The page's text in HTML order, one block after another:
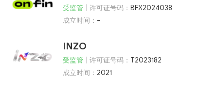
受监管 | 许可证号码： BFX2024038
成立时间： -
INZO
受监管 | 许可证号码： T2023182
成立时间： 2021